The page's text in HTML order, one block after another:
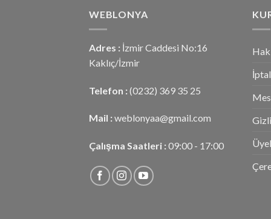
WEBLONYA
Adres : İzmir Caddesi No:16
Kaklıç/İzmir
Telefon : (0232) 369 35 25
Mail : weblonyaa@gmail.com
Çalışma Saatleri : 09:00 - 17:00